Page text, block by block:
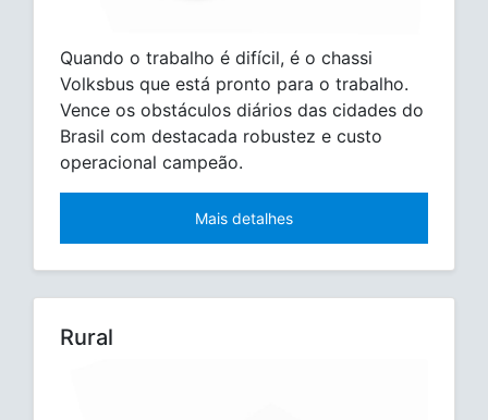
Quando o trabalho é difícil, é o chassi
Volksbus que está pronto para o trabalho.
Vence os obstáculos diários das cidades do
Brasil com destacada robustez e custo
operacional campeão.
Mais detalhes
Rural